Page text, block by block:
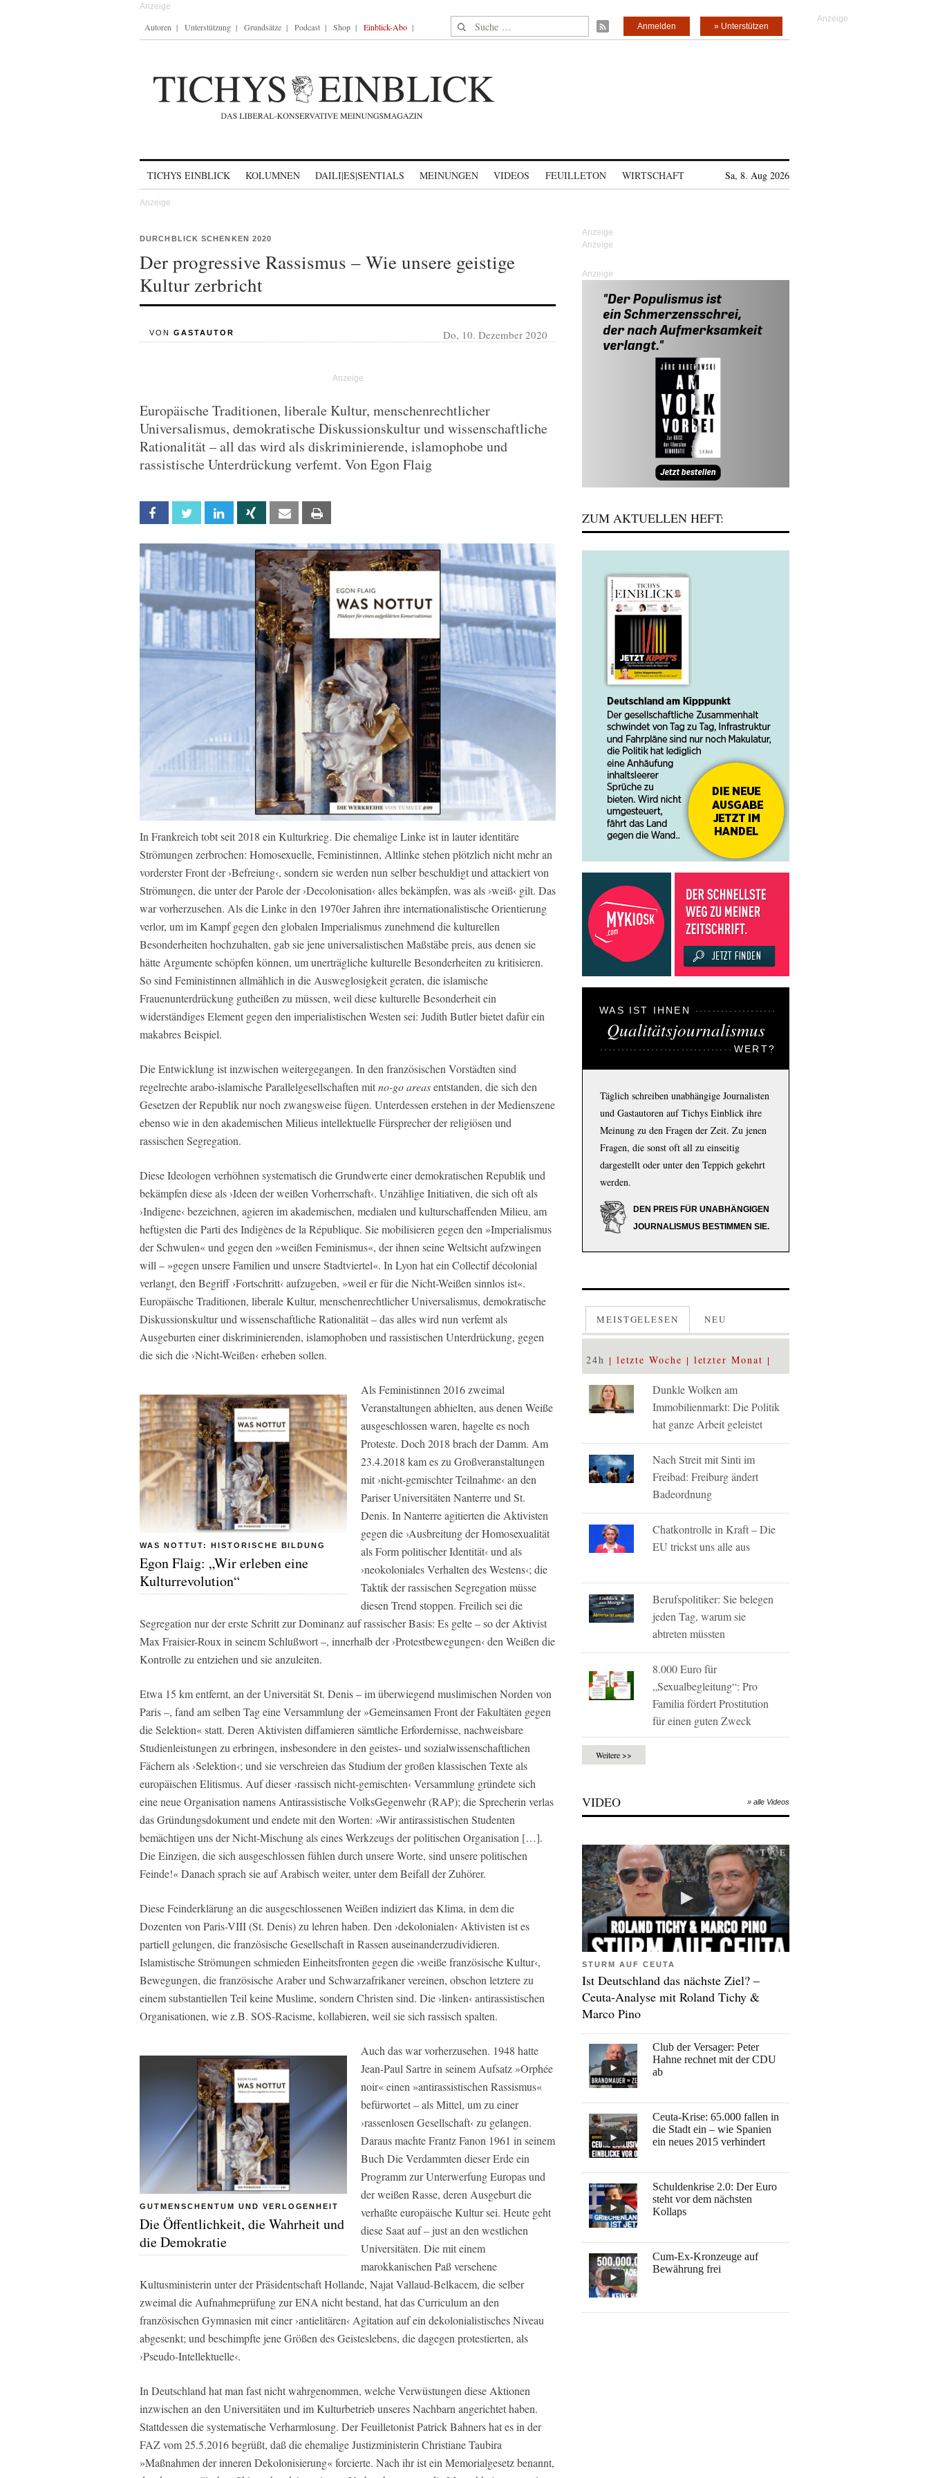
Autoren Unterstützung Grundsätze Podcast Shop Einblick-Abo Suche nach: » Unterstützen
Anmelden
TICHYS EINBLICK KOLUMNEN DAILI|ES|SENTIALS MEINUNGEN VIDEOS FEUILLETON WIRTSCHAFT Sa, 8. Aug 2026
DURCHBLICK SCHENKEN 2020
Der progressive Rassismus – Wie unsere geistige
Kultur zerbricht
VON GASTAUTOR Do, 10. Dezember 2020
Europäische Traditionen, liberale Kultur, menschenrechtlicher
Universalismus, demokratische Diskussionskultur und wissenschaftliche
Rationalität – all das wird als diskriminierende, islamophobe und
rassistische Unterdrückung verfemt. Von Egon Flaig
Facebook Twitter Linkedin Xing Email
In Frankreich tobt seit 2018 ein Kulturkrieg. Die ehemalige Linke ist in lauter identitäre
Strömungen zerbrochen: Homosexuelle, Feministinnen, Altlinke stehen plötzlich nicht mehr an
vorderster Front der ›Befreiung‹, sondern sie werden nun selber beschuldigt und attackiert von
Strömungen, die unter der Parole der ›Decolonisation‹ alles bekämpfen, was als ›weiß‹ gilt. Das
war vorherzusehen. Als die Linke in den 1970er Jahren ihre internationalistische Orientierung
verlor, um im Kampf gegen den globalen Imperialismus zunehmend die kulturellen
Besonderheiten hochzuhalten, gab sie jene universalistischen Maßstäbe preis, aus denen sie
hätte Argumente schöpfen können, um unerträgliche kulturelle Besonderheiten zu kritisieren.
So sind Feministinnen allmählich in die Ausweglosigkeit geraten, die islamische
Frauenunterdrückung gutheißen zu müssen, weil diese kulturelle Besonderheit ein
widerständiges Element gegen den imperialistischen Westen sei: Judith Butler bietet dafür ein
makabres Beispiel.
Die Entwicklung ist inzwischen weitergegangen. In den französischen Vorstädten sind
regelrechte arabo-islamische Parallelgesellschaften mitno-go areasentstanden, die sich den
Gesetzen der Republik nur noch zwangsweise fügen. Unterdessen erstehen in der Medienszene
ebenso wie in den akademischen Milieus intellektuelle Fürsprecher der religiösen und
rassischen Segregation.
Diese Ideologen verhöhnen systematisch die Grundwerte einer demokratischen Republik und
bekämpfen diese als ›Ideen der weißen Vorherrschaft‹. Unzählige Initiativen, die sich oft als
›Indigene‹ bezeichnen, agieren im akademischen, medialen und kulturschaffenden Milieu, am
heftigsten die Parti des Indigènes de la République. Sie mobilisieren gegen den »Imperialismus
der Schwulen« und gegen den »weißen Feminismus«, der ihnen seine Weltsicht aufzwingen
will – »gegen unsere Familien und unsere Stadtviertel«. In Lyon hat ein Collectif décolonial
verlangt, den Begriff ›Fortschritt‹ aufzugeben, »weil er für die Nicht-Weißen sinnlos ist«.
Europäische Traditionen, liberale Kultur, menschenrechtlicher Universalismus, demokratische
Diskussionskultur und wissenschaftliche Rationalität – das alles wird nun verfemt als
Ausgeburten einer diskriminierenden, islamophoben und rassistischen Unterdrückung, gegen
die sich die ›Nicht-Weißen‹ erheben sollen.
WAS NOTTUT: HISTORISCHE BILDUNG
Egon Flaig: „Wir erleben eine
Kulturrevolution“
Als Feministinnen 2016 zweimal
Veranstaltungen abhielten, aus denen Weiße
ausgeschlossen waren, hagelte es noch
Proteste. Doch 2018 brach der Damm. Am
23.4.2018 kam es zu Großveranstaltungen
mit ›nicht-gemischter Teilnahme‹ an den
Pariser Universitäten Nanterre und St.
Denis. In Nanterre agitierten die Aktivisten
gegen die ›Ausbreitung der Homosexualität
als Form politischer Identität‹ und als
›neokoloniales Verhalten des Westens‹; die
Taktik der rassischen Segregation müsse
diesen Trend stoppen. Freilich sei die
Segregation nur der erste Schritt zur Dominanz auf rassischer Basis: Es gelte – so der Aktivist
Max Fraisier-Roux in seinem Schlußwort –, innerhalb der ›Protestbewegungen‹ den Weißen die
Kontrolle zu entziehen und sie anzuleiten.
Etwa 15 km entfernt, an der Universität St. Denis – im überwiegend muslimischen Norden von
Paris –, fand am selben Tag eine Versammlung der »Gemeinsamen Front der Fakultäten gegen
die Selektion« statt. Deren Aktivisten diffamieren sämtliche Erfordernisse, nachweisbare
Studienleistungen zu erbringen, insbesondere in den geistes- und sozialwissenschaftlichen
Fächern als ›Selektion‹; und sie verschreien das Studium der großen klassischen Texte als
europäischen Elitismus. Auf dieser ›rassisch nicht-gemischten‹ Versammlung gründete sich
eine neue Organisation namens Antirassistische VolksGegenwehr (RAP); die Sprecherin verlas
das Gründungsdokument und endete mit den Worten: »Wir antirassistischen Studenten
bemächtigen uns der Nicht-Mischung als eines Werkzeugs der politischen Organisation […].
Die Einzigen, die sich ausgeschlossen fühlen durch unsere Worte, sind unsere politischen
Feinde!« Danach sprach sie auf Arabisch weiter, unter dem Beifall der Zuhörer.
Diese Feinderklärung an die ausgeschlossenen Weißen indiziert das Klima, in dem die
Dozenten von Paris-VIII (St. Denis) zu lehren haben. Den ›dekolonialen‹ Aktivisten ist es
partiell gelungen, die französische Gesellschaft in Rassen auseinanderzudividieren.
Islamistische Strömungen schmieden Einheitsfronten gegen die ›weiße französische Kultur‹,
Bewegungen, die französische Araber und Schwarzafrikaner vereinen, obschon letztere zu
einem substantiellen Teil keine Muslime, sondern Christen sind. Die ›linken‹ antirassistischen
Organisationen, wie z.B. SOS-Racisme, kollabieren, weil sie sich rassisch spalten.
GUTMENSCHENTUM UND VERLOGENHEIT
Die Öffentlichkeit, die Wahrheit und
die Demokratie
Auch das war vorherzusehen. 1948 hatte
Jean-Paul Sartre in seinem Aufsatz »Orphée
noir« einen »antirassistischen Rassismus«
befürwortet – als Mittel, um zu einer
›rassenlosen Gesellschaft‹ zu gelangen.
Daraus machte Frantz Fanon 1961 in seinem
Buch Die Verdammten dieser Erdeein
Programm zur Unterwerfung Europas und
der weißen Rasse, deren Ausgeburt die
verhaßte europäische Kultur sei. Heute geht
diese Saat auf – just an den westlichen
Universitäten. Die mit einem
marokkanischen Paß versehene
Kultusministerin unter der Präsidentschaft Hollande, Najat Vallaud-Belkacem, die selber
zweimal die Aufnahmeprüfung zur ENA nicht bestand, hat das Curriculum an den
französischen Gymnasien mit einer ›antielitären‹ Agitation auf ein dekolonialistisches Niveau
abgesenkt; und beschimpfte jene Größen des Geisteslebens, die dagegen protestierten, als
›Pseudo-Intellektuelle‹.
In Deutschland hat man fast nicht wahrgenommen, welche Verwüstungen diese Aktionen
inzwischen an den Universitäten und im Kulturbetrieb unseres Nachbarn angerichtet haben.
Stattdessen die systematische Verharmlosung. Der Feuilletonist Patrick Bahners hat es in der
FAZ vom 25.5.2016 begrüßt, daß die ehemalige Justizministerin Christiane Taubira
»Maßnahmen der inneren Dekolonisierung« forcierte. Nach ihr ist ein Memorialgesetz benannt,
Anzeige
ZUM AKTUELLEN HEFT:
WAS IST IHNEN
Qualitätsjournalismus
WERT?
Täglich schreiben unabhängige Journalisten
und Gastautoren auf Tichys Einblick ihre
Meinung zu den Fragen der Zeit. Zu jenen
Fragen, die sonst oft all zu einseitig
dargestellt oder unter den Teppich gekehrt
werden.
DEN PREIS FÜR UNABHÄNGIGEN
JOURNALISMUS BESTIMMEN SIE.
MEISTGELESEN NEU
24h letzte Woche letzter Monat
Dunkle Wolken am
Immobilienmarkt: Die Politik
hat ganze Arbeit geleistet
Nach Streit mit Sinti im
Freibad: Freiburg ändert
Badeordnung
Chatkontrolle in Kraft – Die
EU trickst uns alle aus
Berufspolitiker: Sie belegen
jeden Tag, warum sie
abtreten müssten
8.000 Euro für
„Sexualbegleitung“: Pro
Familia fördert Prostitution
für einen guten Zweck
Weitere >>
VIDEO » alle Videos
STURM AUF CEUTA
Ist Deutschland das nächste Ziel? –
Ceuta-Analyse mit Roland Tichy &
Marco Pino
Club der Versager: Peter
Hahne rechnet mit der CDU
ab
Ceuta-Krise: 65.000 fallen in
die Stadt ein – wie Spanien
ein neues 2015 verhindert
Schuldenkrise 2.0: Der Euro
steht vor dem nächsten
Kollaps
Cum-Ex-Kronzeuge auf
Bewährung frei